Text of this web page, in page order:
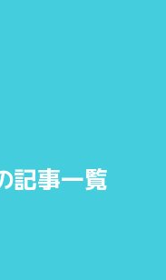
事一覧